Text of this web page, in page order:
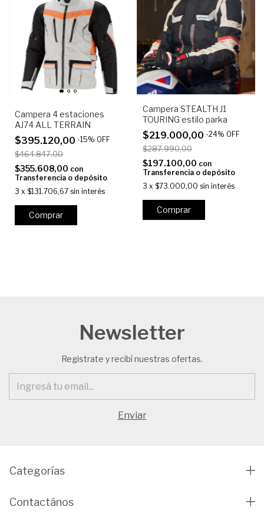
Campera 4 estaciones
AJ74 ALL TERRAIN
$395.120,00 -15% OFF
$464.847,00
$355.608,00 con
Transferencia o depósito
3 x $131.706,67 sin interés
Comprar
Campera STEALTH J1
TOURING estilo parka
$219.000,00 -24% OFF
$287.990,00
$197.100,00 con
Transferencia o depósito
3 x $73.000,00 sin interés
Comprar
Newsletter
Registrate y recibí nuestras ofertas.
Categorías
Contactános